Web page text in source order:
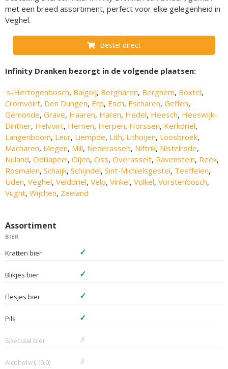
met een breed assortiment, perfect voor elke gelegenheid in
Veghel.
Bestel direct
Infinity Dranken bezorgt in de volgende plaatsen:
's-Hertogenbosch, Balgoij, Bergharen, Berghem, Boxtel,
Cromvoirt, Den Dungen, Erp, Esch, Escharen, Geffen,
Gemonde, Grave, Haaren, Haren, Hedel, Heesch, Heeswijk-
Dinther, Helvoirt, Hernen, Herpen, Horssen, Kerkdriel,
Langenboom, Leur, Liempde, Lith, Lithoijen, Loosbroek,
Macharen, Megen, Mill, Nederasselt, Niftrik, Nistelrode,
Nuland, Odiliapeel, Oijen, Oss, Overasselt, Ravenstein, Reek,
Rosmalen, Schaijk, Schijndel, Sint-Michielsgestel, Teeffelen,
Uden, Veghel, Velddriel, Velp, Vinkel, Volkel, Vorstenbosch,
Vught, Wijchen, Zeeland
Assortiment
BIER
Kratten bier ✓
Blikjes bier ✓
Flesjes bier ✓
Pils ✓
Speciaal bier ✗
Alcoholvrij (0.0) ✗